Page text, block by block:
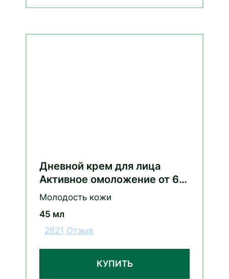
Дневной крем для лица
Активное омоложение от 60
лет таволга и калина
Молодость кожи
45 мл
2821 Отзыв
КУПИТЬ